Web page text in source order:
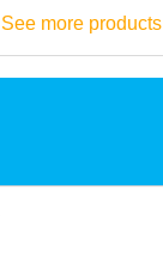
See more products